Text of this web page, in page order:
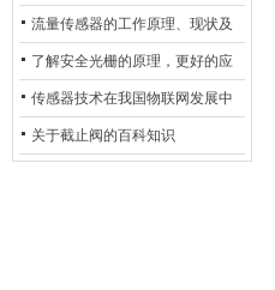
流量传感器的工作原理、现状及
其发展前景
了解安全光栅的原理，更好的应
用安全光栅
传感器技术在我国物联网发展中
的地位*
关于截止阀的百科知识